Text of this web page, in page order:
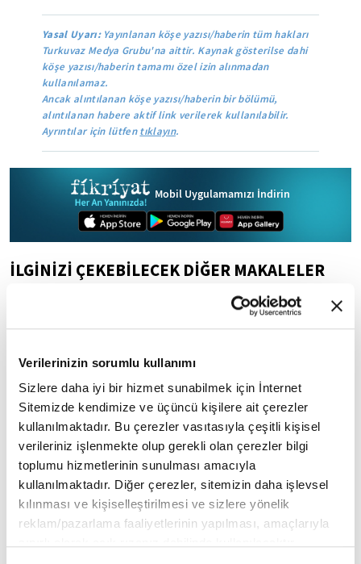
Verilerinizin sorumlu kullanımı
Sizlere daha iyi bir hizmet sunabilmek için İnternet
Sitemizde kendimize ve üçüncü kişilere ait çerezler
kullanılmaktadır. Bu çerezler vasıtasıyla çeşitli kişisel
verileriniz işlenmekte olup gerekli olan çerezler bilgi
toplumu hizmetlerinin sunulması amacıyla
kullanılmaktadır. Diğer çerezler, sitemizin daha işlevsel
kılınması ve kişiselleştirilmesi ve sizlere yönelik
reklam/pazarlama faaliyetlerinin yapılması, amaçlarıyla
Yasal Uyarı:Yayınlanan köşe yazısı/haberin tüm hakları
Turkuvaz Medya Grubu'na aittir. Kaynak gösterilse dahi
köşe yazısı/haberin tamamı özel izin alınmadan
kullanılamaz.
Ancak alıntılanan köşe yazısı/haberin bir bölümü,
alıntılanan habere aktif link verilerek kullanılabilir.
Ayrıntılar için lütfentıklayın.
Mobil Uygulamamızı İndirin
İLGİNİZİ ÇEKEBİLECEK DİĞER MAKALELER
Manevi olgunlaşma
yolculuğu: Riyazet
İhlallerin gölgesinde
Harem-i İbrahim Camii